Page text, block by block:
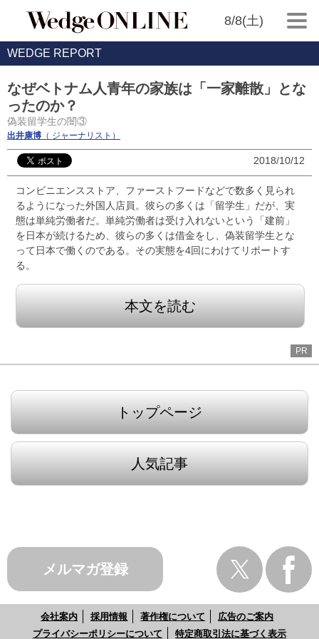
8/8(土)
WEDGE REPORT
なぜベトナム人青年の家族は「一家離散」とな
ったのか？
偽装留学生の闇③
出井康博 （ ジャーナリスト）
2018/10/12
コンビニエンスストア、ファーストフードなどで数多く見られ
るようになった外国人店員。彼らの多くは「留学生」だが、実
態は単純労働者だ。単純労働者は受け入れないという「建前」
を日本が続けるため、彼らの多くは借金をし、偽装留学生とな
って日本で働くのである。その実態を4回にわけてリポートす
る。
本文を読む
PR
トップページ
人気記事
メルマガ登録
会社案内 採用情報 著作権について
広告のご案内
プライバシーポリシーについて
特定商取引法に基づく表示